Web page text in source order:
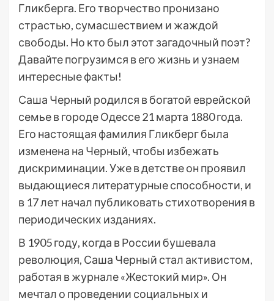
Гликберга. Его творчество пронизано
страстью, сумасшествием и жаждой
свободы. Но кто был этот загадочный поэт?
Давайте погрузимся в его жизнь и узнаем
интересные факты!
Саша Черный родился в богатой еврейской
семье в городе Одессе 21 марта 1880 года.
Его настоящая фамилия Гликберг была
изменена на Черный, чтобы избежать
дискриминации. Уже в детстве он проявил
выдающиеся литературные способности, и
в 17 лет начал публиковать стихотворения в
периодических изданиях.
В 1905 году, когда в России бушевала
революция, Саша Черный стал активистом,
работая в журнале «Жестокий мир». Он
мечтал о проведении социальных и